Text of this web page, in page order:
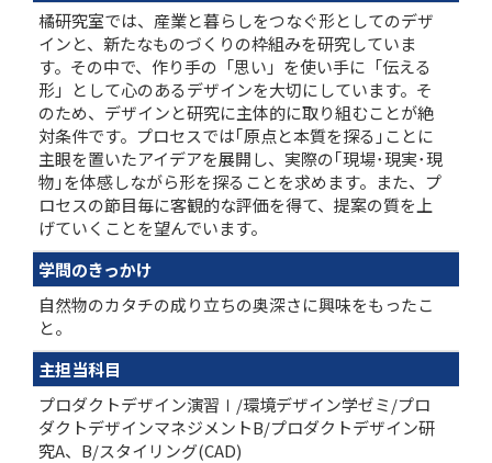
橘研究室では、産業と暮らしをつなぐ形としてのデザ
インと、新たなものづくりの枠組みを研究していま
す。その中で、作り手の「思い」を使い手に「伝える
形」として心のあるデザインを大切にしています。そ
のため、デザインと研究に主体的に取り組むことが絶
対条件です。プロセスでは｢原点と本質を探る｣ことに
主眼を置いたアイデアを展開し、実際の｢現場･現実･現
物｣を体感しながら形を探ることを求めます。また、プ
ロセスの節目毎に客観的な評価を得て、提案の質を上
げていくことを望んでいます。
学問のきっかけ
自然物のカタチの成り立ちの奥深さに興味をもったこ
と。
主担当科目
プロダクトデザイン演習Ⅰ/環境デザイン学ゼミ/プロ
ダクトデザインマネジメントB/プロダクトデザイン研
究A、B/スタイリング(CAD)